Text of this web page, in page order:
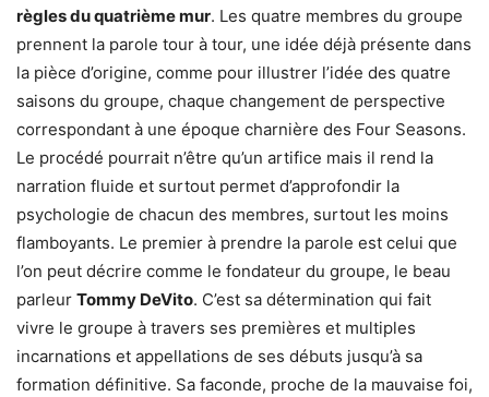
règles du quatrième mur. Les quatre membres du groupe
prennent la parole tour à tour, une idée déjà présente dans
la pièce d’origine, comme pour illustrer l’idée des quatre
saisons du groupe, chaque changement de perspective
correspondant à une époque charnière des Four Seasons.
Le procédé pourrait n’être qu’un artifice mais il rend la
narration fluide et surtout permet d’approfondir la
psychologie de chacun des membres, surtout les moins
flamboyants. Le premier à prendre la parole est celui que
l’on peut décrire comme le fondateur du groupe, le beau
parleur Tommy DeVito. C’est sa détermination qui fait
vivre le groupe à travers ses premières et multiples
incarnations et appellations de ses débuts jusqu’à sa
formation définitive. Sa faconde, proche de la mauvaise foi,